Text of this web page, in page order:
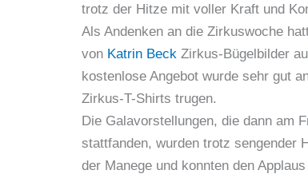
trotz der Hitze mit voller Kraft und
Als Andenken an die Zirkuswoche
von Katrin Beck Zirkus-Bügelbilder
kostenlose Angebot wurde sehr gut
Zirkus-T-Shirts trugen.
Die Galavorstellungen, die dann am
stattfanden, wurden trotz sengender
der Manege und konnten den